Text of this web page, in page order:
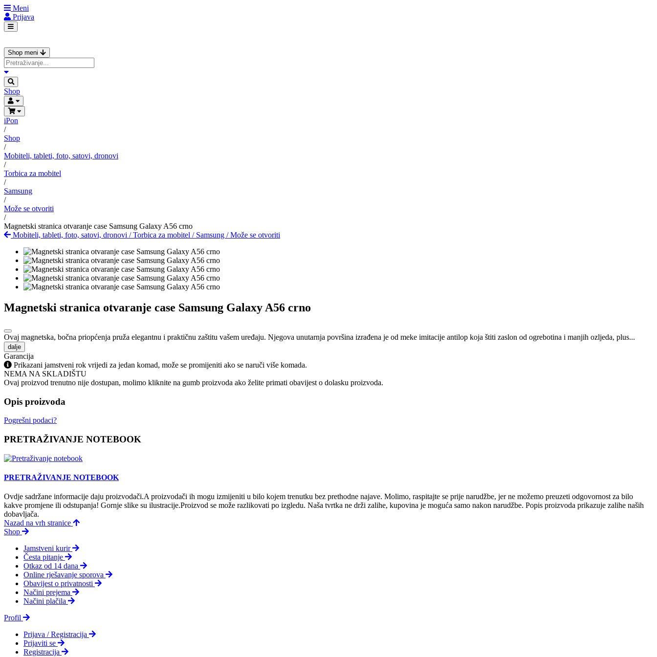
Meni
Prijava
Shop meni
Shop
iPon
/
Shop
/
Mobiteli, tableti, foto, satovi, dronovi
/
Torbica za mobitel
/
Samsung
/
Može se otvoriti
/
Magnetski stranica otvaranje case Samsung Galaxy A56 crno
Mobiteli, tableti, foto, satovi, dronovi /Torbica za mobitel / Samsung /Može se otvoriti
Magnetski stranica otvaranje case Samsung Galaxy A56 crno
Ovaj magnetska, bočna priopćenja pruža elegantnu i praktičnu zaštitu vašem uređaju. Njegova unutarnja površina izrađena je od meke imitacije antilop koja štiti zaslon od ogrebotina i manjih ozljeda, plus...
dalje
Garancija
Prikazani jamstveni rok vrijedi za jedan komad, može se promijeniti ako se naruči više komada.
NEMA NA SKLADIŠTU
Ovaj proizvod trenutno nije dostupan, molimo kliknite na gumb proizvoda ako želite primati obavijest o dolasku proizvoda.
Opis proizvoda
Pogrešni podaci?
PRETRAŽIVANJE NOTEBOOK
PRETRAŽIVANJE NOTEBOOK
Ovdje sadržane informacije daju proizvodači.A proizvodači ih mogu izmijeniti u bilo kojem trenutku bez prethodne najave. Molimo, raspitajte se prije narudžbe, jer ne možemo preuzeti odgovornost za bilo
kakve promjene ili odstupanja! Gornje slike su ilustracije.Proizvod se može razlikovati po izgledu. Naša tvrtka ne drži zalihe, kupovina je moguća samo nakon narudžbe. Popis proizvoda prikazuje zalihe naših
dobavljača.
Nazad na vrh stranice
Shop
Jamstveni kurir
Česta pitanje
Otkaz od 14 dana
Online rješavanje sporova
Obavijest o privatnosti
Načini prejema
Načini plačila
Profil
Prijava / Registracija
Prijaviti se
Registracija